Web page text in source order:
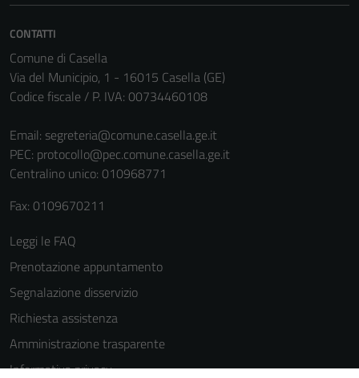
CONTATTI
Comune di Casella
Via del Municipio, 1 - 16015 Casella (GE)
Codice fiscale / P. IVA: 00734460108
Email: segreteria@comune.casella.ge.it
PEC: protocollo@pec.comune.casella.ge.it
Centralino unico: 010968771
Fax: 0109670211
Leggi le FAQ
Prenotazione appuntamento
Segnalazione disservizio
Richiesta assistenza
Amministrazione trasparente
Informativa privacy
non raccolgono
Terze parti
Questi cookie
sono
impostati da